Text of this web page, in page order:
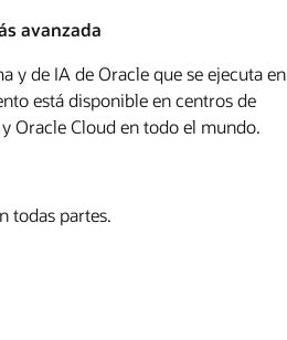
avanzada
y de IA de Oracle que se ejecuta en
está disponible en centros de
Oracle Cloud en todo el mundo.
todas partes.